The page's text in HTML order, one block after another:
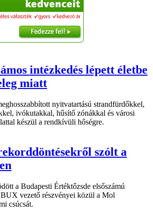
intézkedés lépett életbe
miatt
nyitvatartású strandfürdőkkel,
ivókutakkal, hűsítő zónákkal és városi
készül a rendkívüli hőségre.
szólt a
a Budapesti Értéktőzsde elsőszámú
vezető részvényei közül a Mol
csúcsát.